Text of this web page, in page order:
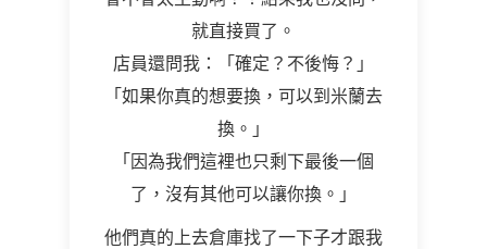
就直接買了。
店員還問我：「確定？不後悔？」
「如果你真的想要換，可以到米蘭去
換。」
「因為我們這裡也只剩下最後一個
了，沒有其他可以讓你換。」
他們真的上去倉庫找了一下子才跟我